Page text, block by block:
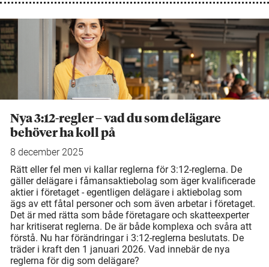
Nya 3:12-regler – vad du som delägare
behöver ha koll på
8 december 2025
Rätt eller fel men vi kallar reglerna för 3:12-reglerna. De
gäller delägare i fåmansaktiebolag som äger kvalificerade
aktier i företaget - egentligen delägare i aktiebolag som
ägs av ett fåtal personer och som även arbetar i företaget.
Det är med rätta som både företagare och skatteexperter
har kritiserat reglerna. De är både komplexa och svåra att
förstå. Nu har förändringar i 3:12-reglerna beslutats. De
träder i kraft den 1 januari 2026. Vad innebär de nya
reglerna för dig som delägare?